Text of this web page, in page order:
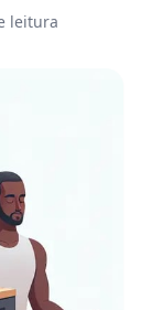
leitura